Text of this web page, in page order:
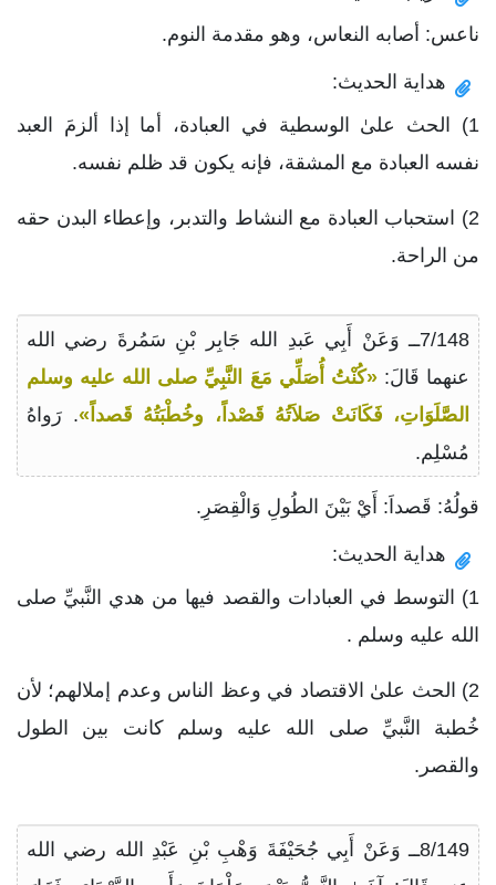
ناعس: أصابه النعاس، وهو مقدمة النوم.
هداية الحديث:
1) الحث علىٰ الوسطية في العبادة، أما إذا ألزمَ العبد
نفسه العبادة مع المشقة، فإنه يكون قد ظلم نفسه.
2) استحباب العبادة مع النشاط والتدبر، وإعطاء البدن حقه
من الراحة.
7/148ــ وَعَنْ أَبِي عَبدِ الله جَابِر بْنِ سَمُرةَ رضي الله
عنهما قَالَ:«كُنْتُ أُصَلِّي مَعَ النَّبِيِّ صلى الله عليه وسلم
الصَّلَوَاتِ، فَكَانَتْ صَلاَتُهُ قَصْداً، وخُطْبَتُهُ قَصداً». رَواهُ
مُسْلِم.
قولُهُ: قَصداَ: أَيْ بَيْنَ الطُولِ وَالْقِصَرِ.
هداية الحديث:
1) التوسط في العبادات والقصد فيها من هدي النَّبيِّ صلى
الله عليه وسلم .
2) الحث علىٰ الاقتصاد في وعظ الناس وعدم إملالهم؛ لأن
خُطبة النَّبيِّ صلى الله عليه وسلم كانت بين الطول
والقصر.
8/149ــ وَعَنْ أَبِي جُحَيْفَةَ وَهْبِ بْنِ عَبْدِ الله رضي الله